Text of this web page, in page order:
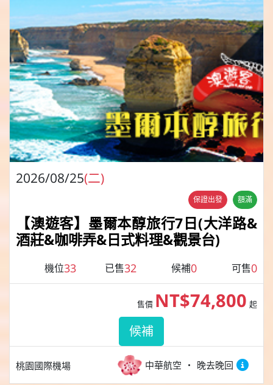
2026/08/25(二)
保證出發 額滿
【澳遊客】墨爾本醇旅行7日(大洋路&
酒莊&咖啡弄&日式料理&觀景台)
機位33 已售32 候補0 可售0
桃園國際機場 中華航空 晚去晚回
售價 NT$74,800 起
候補